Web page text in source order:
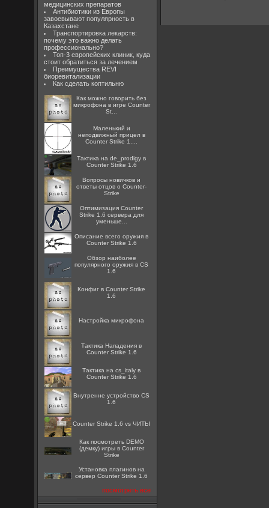
медицинских препаратов
Антибиотики из Европы
завоевывают популярность в
Казахстане
Транспортировка лекарств:
почему это важно делать
профессионально?
Топ-3 европейских клиник, куда
стоит обратиться за лечением
Преимущества REVI
биоревитализации
Как сделать коптильню
Как можно говорить без
микрофона в игре Counter
St...
Маленький и
неподвижный прицел в
Counter Strike 1....
Тактика на de_prodigy в
Counter Strike 1.6
Вопросы новичков и
ответы отцов о Counter-
Strike
Оптимизация Counter
Strike 1.6 сервера для
уменьше...
Описание всего оружия в
Counter Strike 1.6
Обзор наиболее
популярного оружия в CS
1.6
Конфиг в Counter Strike
1.6
Настройка микрофона
Тактика Нападения в
Counter Strike 1.6
Тактика на cs_italy в
Counter Strike 1.6
Внутренне устройство CS
1.6
Counter Strike 1.6 vs ЧИТЫ
Как посмотреть DEMO
(демку) игры в Counter
Strike
Установка плагинов на
сервер Counter Strike 1.6
посмотреть все